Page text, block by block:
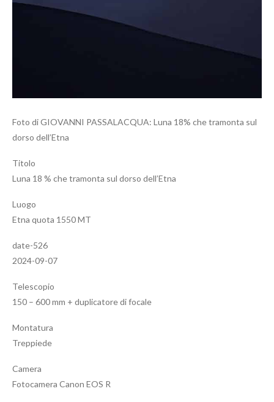
Foto di GIOVANNI PASSALACQUA: Luna 18% che tramonta sul
dorso dell’Etna
Titolo
Luna 18 % che tramonta sul dorso dell’Etna
Luogo
Etna quota 1550 MT
date-526
2024-09-07
Telescopio
150 – 600 mm + duplicatore di focale
Montatura
Treppiede
Camera
Fotocamera Canon EOS R